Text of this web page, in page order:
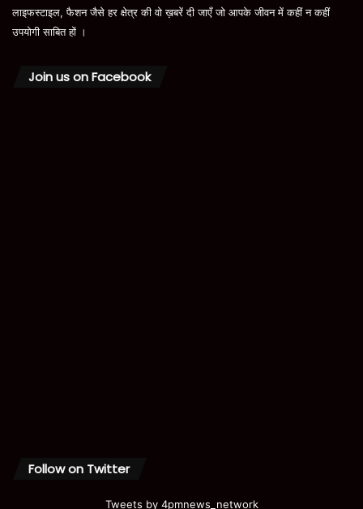
लाइफस्टाइल, फैशन जैसे हर क्षेत्र की वो ख़बरें दी जाएँ जो आपके जीवन में कहीं न कहीं
उपयोगी साबित हों ।
Join us on Facebook
Follow on Twitter
Tweets by 4pmnews_network